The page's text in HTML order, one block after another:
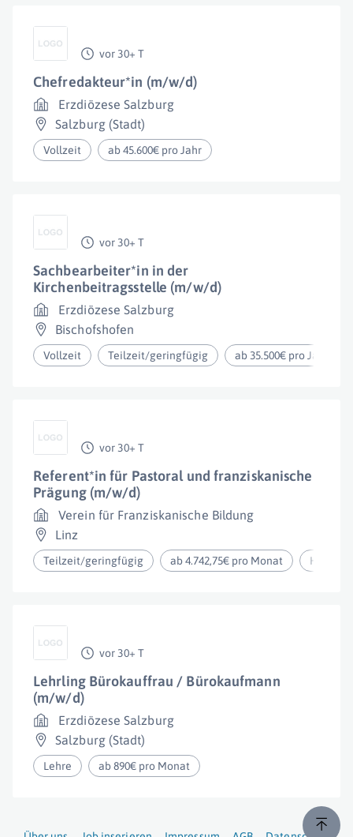
vor 30+ T
Chefredakteur*in (m/w/d)
Erzdiözese Salzburg
Salzburg (Stadt)
Vollzeit ab 45.600€ pro Jahr
vor 30+ T
Sachbearbeiter*in in der
Kirchenbeitragsstelle (m/w/d)
Erzdiözese Salzburg
Bischofshofen
Vollzeit Teilzeit/geringfügig ab 35.500€ pro Jahr
vor 30+ T
Referent*in für Pastoral und franziskanische
Prägung (m/w/d)
Verein für Franziskanische Bildung
Linz
Teilzeit/geringfügig ab 4.742,75€ pro Monat
vor 30+ T
Lehrling Bürokauffrau / Bürokaufmann
(m/w/d)
Erzdiözese Salzburg
Salzburg (Stadt)
Lehre ab 890€ pro Monat